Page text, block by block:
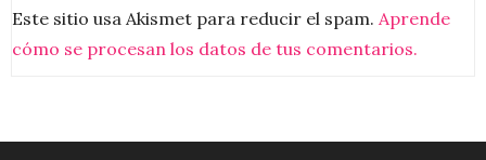
Este sitio usa Akismet para reducir el spam. Aprende
cómo se procesan los datos de tus comentarios.